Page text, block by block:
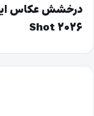
Shot ۲۰۲۶